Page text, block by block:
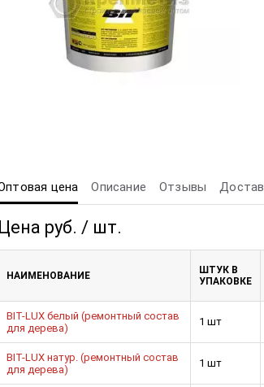
цена Описание Отзывы
Цена руб. / шт.
НАИМЕНОВАНИЕ
ШТУК В
УПАКОВКЕ
BIT-LUX белый (ремонтный состав
для дерева)
1 шт
BIT-LUX натур. (ремонтный состав
для дерева)
1 шт